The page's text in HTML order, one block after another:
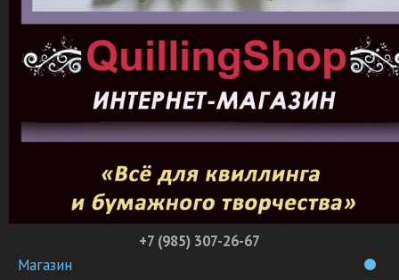
+7 (985) 307-26-67
Магазин